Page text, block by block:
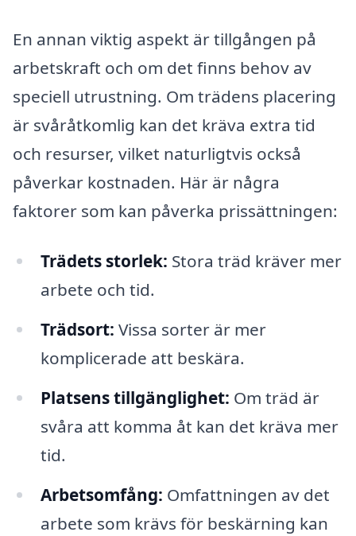
En annan viktig aspekt är tillgången på
arbetskraft och om det finns behov av
speciell utrustning. Om trädens placering
är svåråtkomlig kan det kräva extra tid
och resurser, vilket naturligtvis också
påverkar kostnaden. Här är några
faktorer som kan påverka prissättningen:
Trädets storlek: Stora träd kräver mer
arbete och tid.
Trädsort: Vissa sorter är mer
komplicerade att beskära.
Platsens tillgänglighet: Om träd är
svåra att komma åt kan det kräva mer
tid.
Arbetsomfång: Omfattningen av det
arbete som krävs för beskärning kan